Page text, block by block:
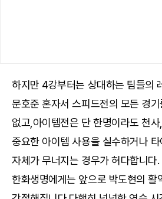
하지만 4강부터는 상대하는 팀들의
문호준 혼자서 스피드전의 모든 경
없고,아이템전은 단 한명이라도 천
중요한 아이템 사용을 실수하거나
자체가 무너지는 경우가 허다합니다.
한화생명에게는 앞으로 박도현의 활